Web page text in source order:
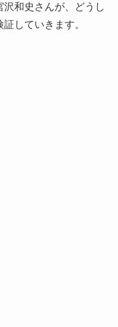
和史さんが、どうし
していきます。